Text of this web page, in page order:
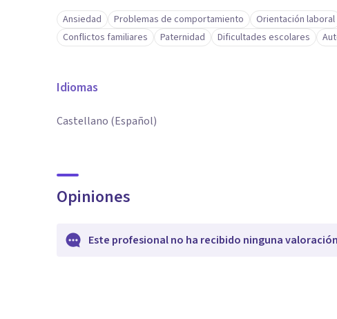
Ansiedad Problemas de comportamiento Orientación laboral
Conflictos familiares
Paternidad Dificultades escolares
Idiomas
Castellano (Español)
Opiniones
Este profesional no ha recibido ninguna valoración